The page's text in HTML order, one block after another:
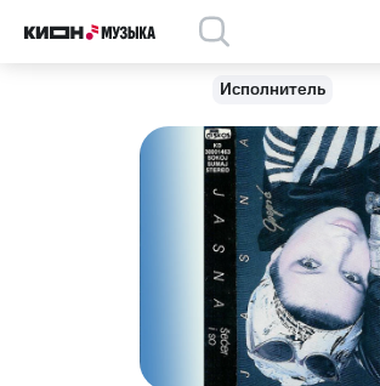
Исполнитель